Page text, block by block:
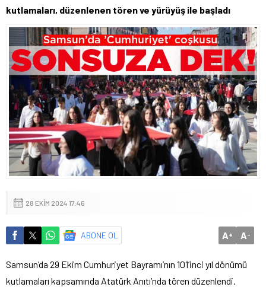
kutlamaları, düzenlenen tören ve yürüyüş ile başladı
28 EKIM 2024 17:46
ABONE OL A+ A-
Samsun’da 29 Ekim Cumhuriyet Bayramı’nın 101’inci yıl dönümü
kutlamaları kapsamında Atatürk Anıtı’nda tören düzenlendi.